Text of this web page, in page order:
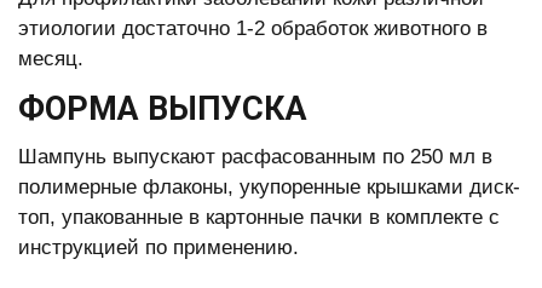
этиологии достаточно 1-2 обработок животного в
месяц.
ФОРМА ВЫПУСКА
Шампунь выпускают расфасованным по 250 мл в
полимерные флаконы, укупоренные крышками диск-
топ, упакованные в картонные пачки в комплекте с
инструкцией по применению.